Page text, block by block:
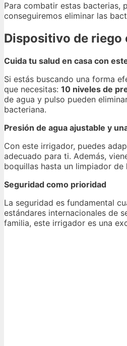
Para combatir estas bacterias,
conseguiremos eliminar las
Dispositivo de riego
Cuida tu salud en casa con
Si estás buscando una forma
que necesitas: 10 niveles de
de agua y pulso pueden
bacteriana.
Presión de agua ajustable y
Con este irrigador, puedes
adecuado para ti. Además,
boquillas hasta un limpiador
Seguridad como prioridad
La seguridad es fundamental
estándares internacionales de
familia, este irrigador es una